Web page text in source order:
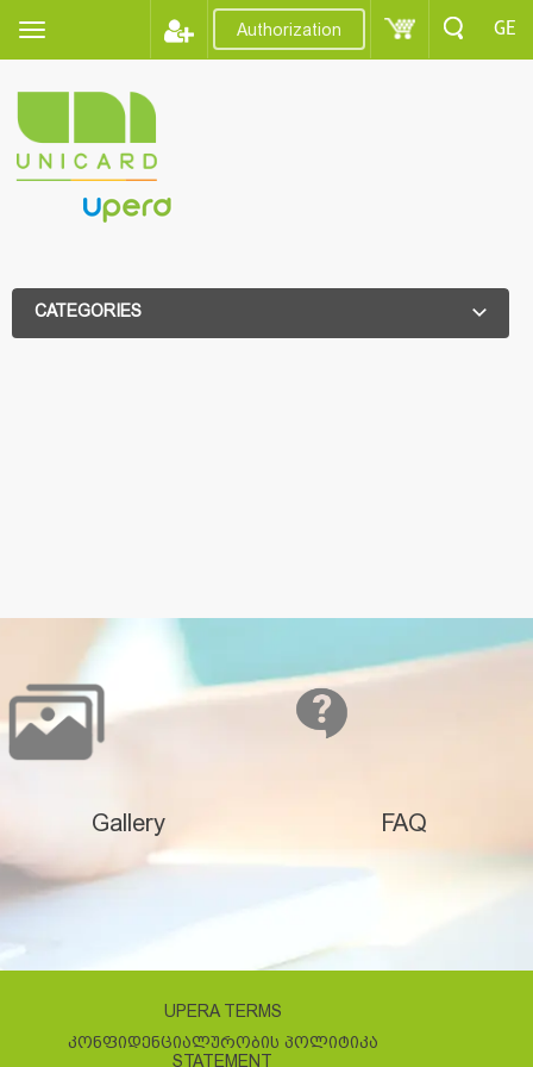
Authorization GE
CATEGORIES
Gallery FAQ
UPERA TERMS
ᲙᲝᲜᲤᲘᲓᲔᲜᲪᲘᲐᲚᲣᲠᲝᲑᲘᲡ ᲞᲝᲚᲘᲢᲘᲙᲐ
STATEMENT